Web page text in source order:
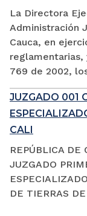
La Directora
Administración
Cauca, en
769 de 2002,
JUZGADO 001
CALI
REPÚBLICA DE
JUZGADO
DE TIERRAS